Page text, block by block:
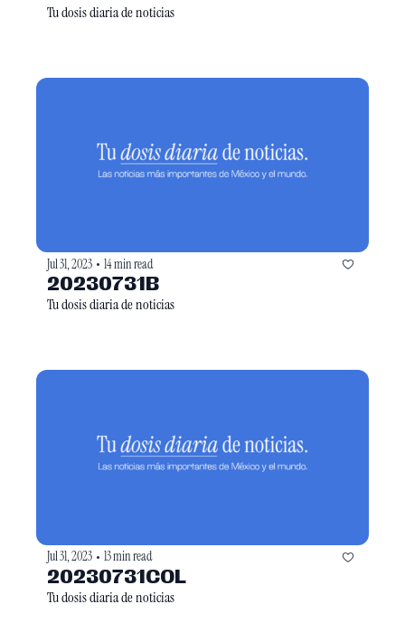
Tu dosis diaria de noticias
Jul 31, 2023 • 14 min read
20230731B
Tu dosis diaria de noticias
Jul 31, 2023 • 13 min read
20230731COL
Tu dosis diaria de noticias